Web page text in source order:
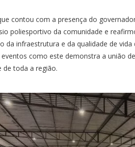
contou com a presença do
poliesportivo da comunidade e
da infraestrutura e da qualidade de
como este demonstra a união
de toda a região.